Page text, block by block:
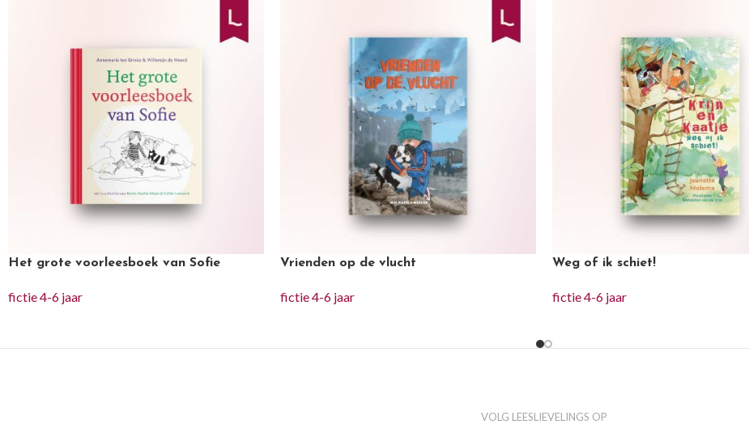
Het grote voorleesboek van Sofie
fictie 4-6 jaar
Vrienden op de vlucht
fictie 4-6 jaar
Weg of ik schiet!
fictie 4-6 jaar
VOLG LEESLIEVELINGS OP